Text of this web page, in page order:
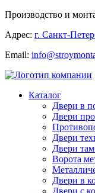
Производство и
Адрес: г. Санкт-
Email:
Каталог
Двери в
Двери
Двери
Двери
Ворота
Двери в
Двери с